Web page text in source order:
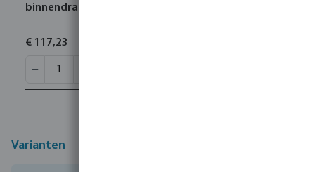
binnendraad 16bar type conisch
€ 117,23
Varianten